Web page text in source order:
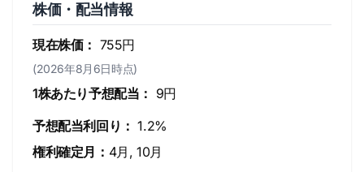
株価・配当情報
現在株価： 755円
(2026年8月6日時点)
1株あたり予想配当： 9円
予想配当利回り： 1.2%
権利確定月： 4月, 10月